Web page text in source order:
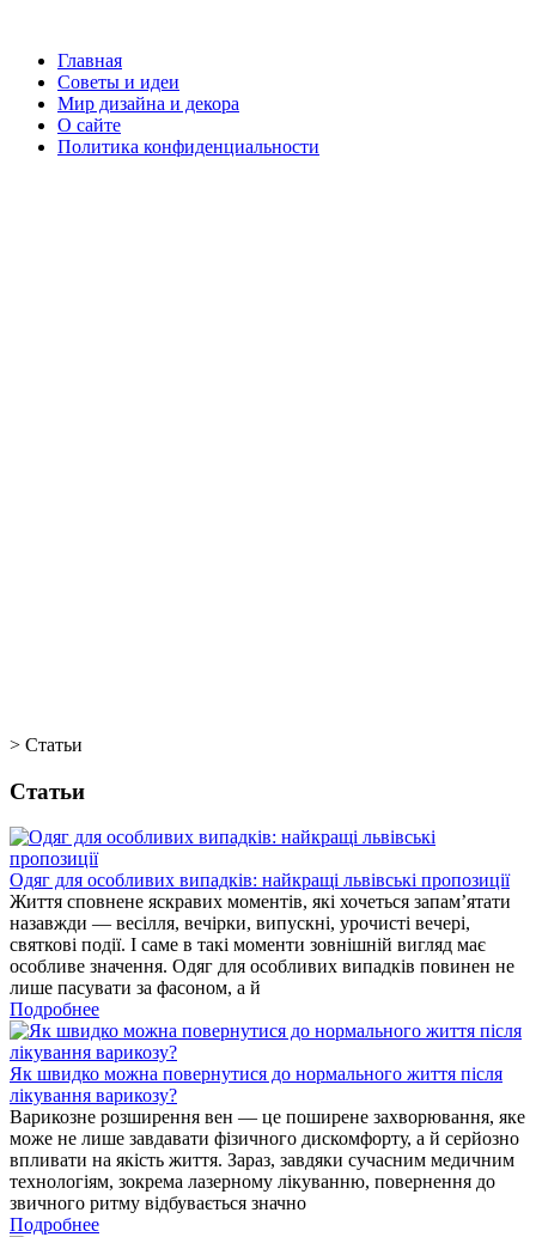
Главная
Советы и идеи
Мир дизайна и декора
О сайте
Политика конфиденциальности
> Статьи
Статьи
Одяг для особливих випадків: найкращі львівські пропозиції
Життя сповнене яскравих моментів, які хочеться запам’ятати
назавжди — весілля, вечірки, випускні, урочисті вечері,
святкові події. І саме в такі моменти зовнішній вигляд має
особливе значення. Одяг для особливих випадків повинен не
лише пасувати за фасоном, а й
Подробнее
Як швидко можна повернутися до нормального життя після
лікування варикозу?
Варикозне розширення вен — це поширене захворювання, яке
може не лише завдавати фізичного дискомфорту, а й серйозно
впливати на якість життя. Зараз, завдяки сучасним медичним
технологіям, зокрема лазерному лікуванню, повернення до
звичного ритму відбувається значно
Подробнее